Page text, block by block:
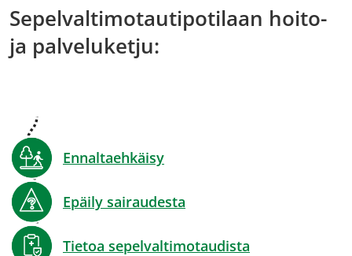
Sepelvaltimotautipotilaan hoito-
ja palveluketju:
Ennaltaehkäisy
Epäily sairaudesta
Tietoa sepelvaltimotaudista